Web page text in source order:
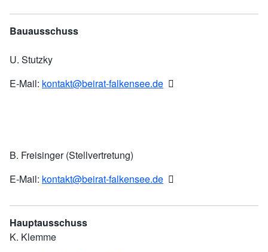
Bauausschuss
U. Stutzky
E-Mail: kontakt@beirat-falkensee.de
B. Freisinger (Stellvertretung)
E-Mail: kontakt@beirat-falkensee.de
Hauptausschuss
K. Klemme